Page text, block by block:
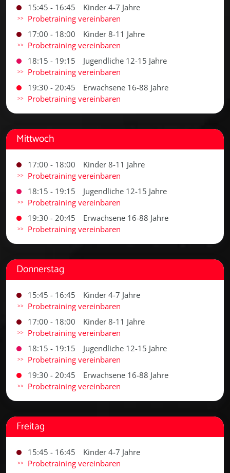
15:45 - 16:45
Kinder 4-7 Jahre
Probetraining vereinbaren
17:00 - 18:00
Kinder 8-11 Jahre
Probetraining vereinbaren
18:15 - 19:15
Jugendliche 12-15 Jahre
Probetraining vereinbaren
19:30 - 20:45
Erwachsene 16-88 Jahre
Probetraining vereinbaren
Mittwoch
17:00 - 18:00
Kinder 8-11 Jahre
Probetraining vereinbaren
18:15 - 19:15
Jugendliche 12-15 Jahre
Probetraining vereinbaren
19:30 - 20:45
Erwachsene 16-88 Jahre
Probetraining vereinbaren
Donnerstag
15:45 - 16:45
Kinder 4-7 Jahre
Probetraining vereinbaren
17:00 - 18:00
Kinder 8-11 Jahre
Probetraining vereinbaren
18:15 - 19:15
Jugendliche 12-15 Jahre
Probetraining vereinbaren
19:30 - 20:45
Erwachsene 16-88 Jahre
Probetraining vereinbaren
Freitag
15:45 - 16:45
Kinder 4-7 Jahre
Probetraining vereinbaren